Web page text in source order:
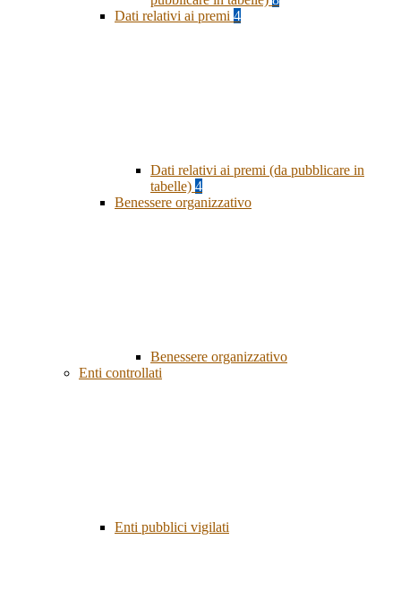
Dati relativi ai premi 4
Dati relativi ai premi (da pubblicare in
tabelle) 4
Benessere organizzativo
Benessere organizzativo
Enti controllati
Enti pubblici vigilati